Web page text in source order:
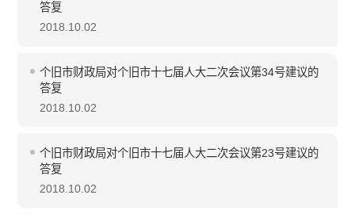
答复
2018.10.02
个旧市财政局对个旧市十七届人大二次会议第34号建议的
答复
2018.10.02
个旧市财政局对个旧市十七届人大二次会议第23号建议的
答复
2018.10.02